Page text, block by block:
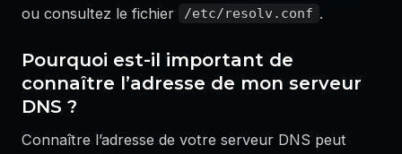
ou consultez le fichier /etc/resolv.conf .
Pourquoi est-il important de
connaître l’adresse de mon serveur
DNS ?
Connaître l’adresse de votre serveur DNS peut